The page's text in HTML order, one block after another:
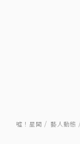
噓！星聞 藝人動態